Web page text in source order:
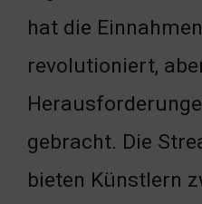
hat die
revolutioniert,
gebracht. Die
bieten Künstlern